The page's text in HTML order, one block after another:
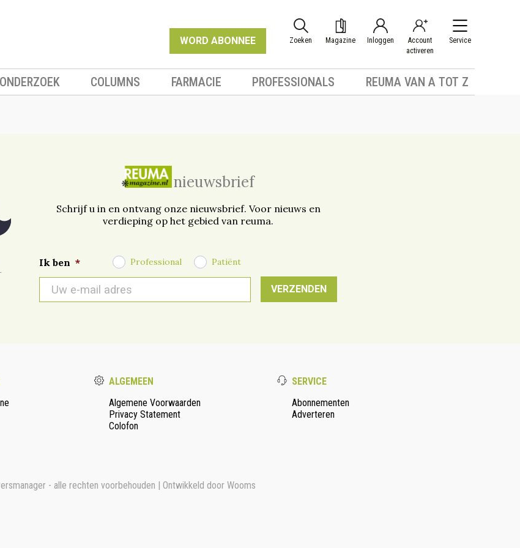
WORD ABONNEE Zoeken Magazine Inloggen
Account
activeren
Service
COLUMNS FARMACIE PROFESSIONALS REUMA VAN A TOT Z
nieuwsbrief
Schrijf u in en ontvang onze nieuwsbrief. Voor nieuws en
verdieping op het gebied van reuma.
Ik ben * Professional Patiënt
mail
*
ALGEMEEN
Algemene Voorwaarden
Privacy Statement
Colofon
SERVICE
Abonnementen
Adverteren
- alle rechten voorbehouden | Ontwikkeld door Wooms